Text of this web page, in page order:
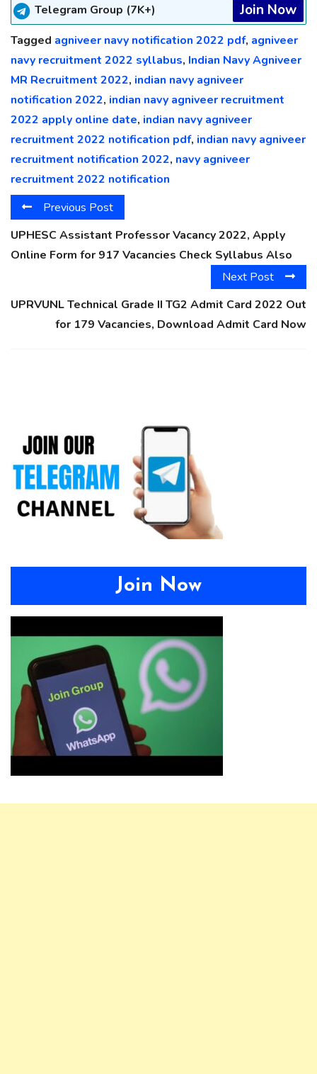
Telegram Group (7K+) Join Now
Tagged agniveer navy notification 2022 pdf, agniveer
navy recruitment 2022 syllabus, Indian Navy Agniveer
MR Recruitment 2022, indian navy agniveer
notification 2022, indian navy agniveer recruitment
2022 apply online date, indian navy agniveer
recruitment 2022 notification pdf, indian navy agniveer
recruitment notification 2022, navy agniveer
recruitment 2022 notification
Previous Post
UPHESC Assistant Professor Vacancy 2022, Apply
Online Form for 917 Vacancies Check Syllabus Also
Next Post
UPRVUNL Technical Grade II TG2 Admit Card 2022 Out
for 179 Vacancies, Download Admit Card Now
Join Now